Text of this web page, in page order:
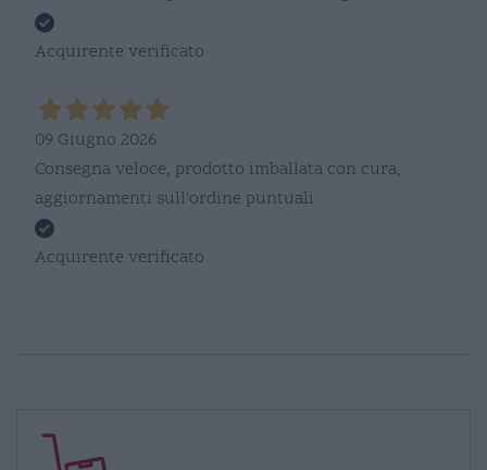
Acquirente verificato
09 Giugno 2026
Consegna veloce, prodotto imballata con cura,
aggiornamenti sull'ordine puntuali
Acquirente verificato